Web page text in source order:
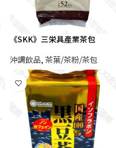
《SKK》三栄具產業茶包
沖調飲品,茶葉/茶粉/茶包